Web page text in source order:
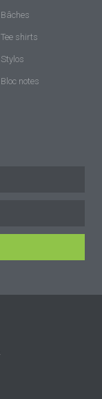
Bâches
Tee shirts
Stylos
Bloc notes